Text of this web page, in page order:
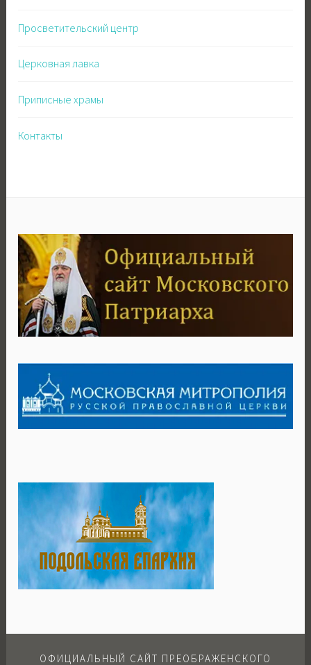
Просветительский центр
Церковная лавка
Приписные храмы
Контакты
ОФИЦИАЛЬНЫЙ САЙТ ПРЕОБРАЖЕНСКОГО